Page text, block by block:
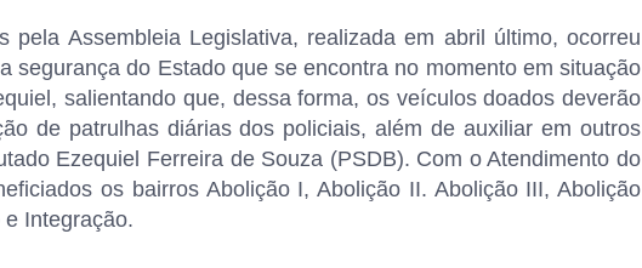
pela Assembleia Legislativa, realizada em abril último, ocorreu
segurança do Estado que se encontra no momento em situação
salientando que, dessa forma, os veículos doados deverão
de patrulhas diárias dos policiais, além de auxiliar em outros
Ezequiel Ferreira de Souza (PSDB). Com o Atendimento do
os bairros Abolição I, Abolição II. Abolição III, Abolição
e Integração.